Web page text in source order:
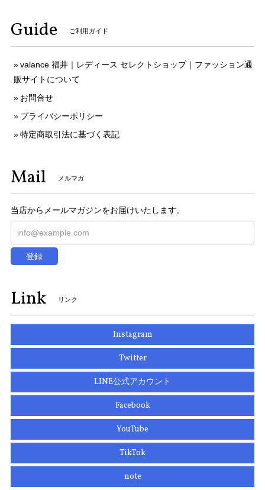
Guide ご利用ガイド
valance 福井｜レディース セレクトショップ｜ファッション通
販サイトについて
お問合せ
プライバシーポリシー
特定商取引法に基づく表記
Mail メルマガ
当店からメールマガジンをお届けいたします。
登録
Link リンク
Instagram
Twitter
LINE公式アカウント
Facebook
YouTube
TikTok
note